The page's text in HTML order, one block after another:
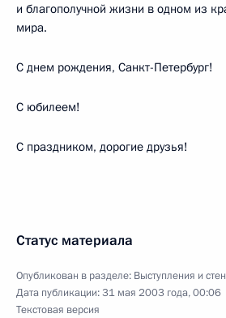
и благополучной жизни в одном из
мира.
С днем рождения, Санкт-Петербург!
С юбилеем!
С праздником, дорогие друзья!
Статус материала
Опубликован в разделе: Выступления и
Дата публикации:31 мая 2003 года, 00:06
Текстовая версия